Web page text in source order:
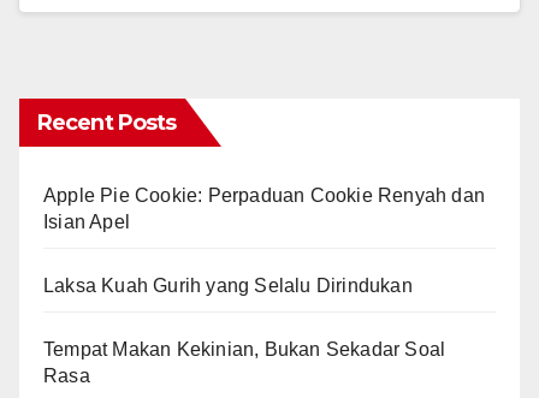
Recent Posts
Apple Pie Cookie: Perpaduan Cookie Renyah dan
Isian Apel
Laksa Kuah Gurih yang Selalu Dirindukan
Tempat Makan Kekinian, Bukan Sekadar Soal
Rasa